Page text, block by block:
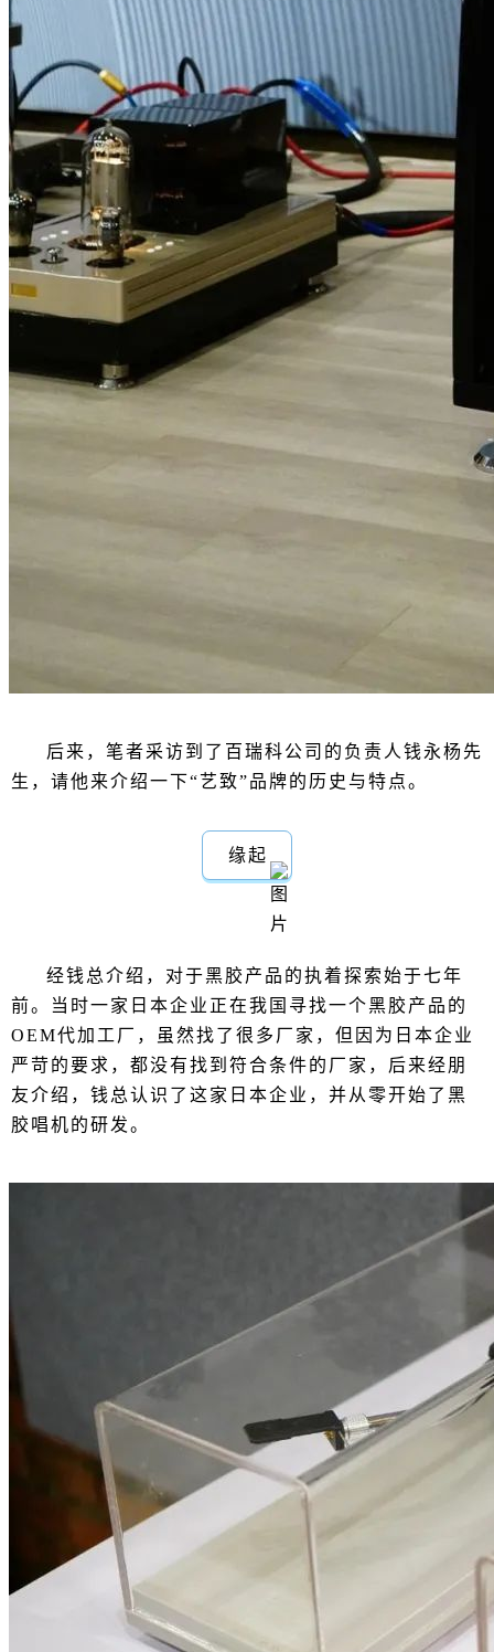
后来，笔者采访到了百瑞科公司的负责人钱永杨先
生，请他来介绍一下“艺致”品牌的历史与特点。
缘起
经钱总介绍，对于黑胶产品的执着探索始于七年
前。当时一家日本企业正在我国寻找一个黑胶产品的
OEM代加工厂，虽然找了很多厂家，但因为日本企业
严苛的要求，都没有找到符合条件的厂家，后来经朋
友介绍，钱总认识了这家日本企业，并从零开始了黑
胶唱机的研发。